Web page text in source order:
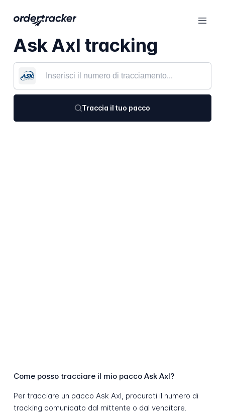
Ask Axl tracking
Traccia il tuo pacco
Come posso tracciare il mio pacco Ask Axl?
Per tracciare un pacco Ask Axl, procurati il numero di
tracking comunicato dal mittente o dal venditore.